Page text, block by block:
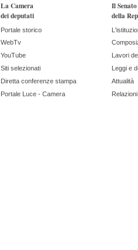
La Camera
dei deputati
Portale storico
WebTv
YouTube
Siti selezionati
Diretta conferenze stampa
Portale Luce - Camera
Il Senato
della
Lavori
Leggi e
Attualità